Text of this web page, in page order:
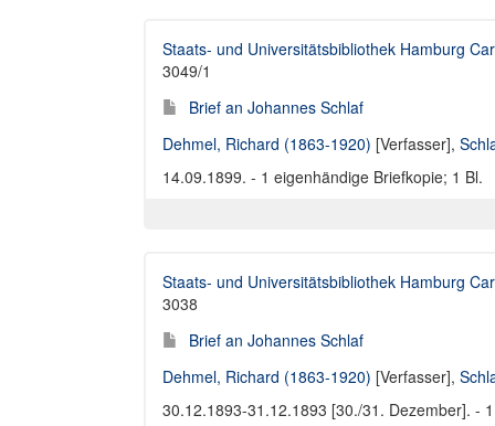
Staats- und Universitätsbibliothek Hamburg
3049/1
Brief an Johannes Schlaf
Dehmel, Richard (1863-1920) [Verfasser],
14.09.1899. - 1 eigenhändige Briefkopie; 1 Bl.
Staats- und Universitätsbibliothek Hamburg
3038
Brief an Johannes Schlaf
Dehmel, Richard (1863-1920) [Verfasser],
30.12.1893-31.12.1893 [30./31. Dezember]. -